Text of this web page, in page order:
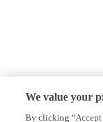
We value your
By clicking “Accept